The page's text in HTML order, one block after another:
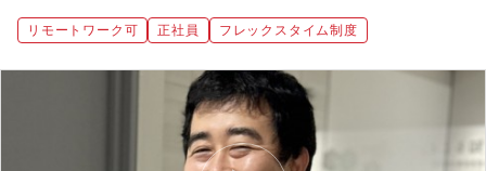
リモートワーク可 正社員 フレックスタイム制度